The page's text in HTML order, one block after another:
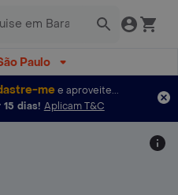
Paulo
mee aproveite...
dias! Aplicam T&C